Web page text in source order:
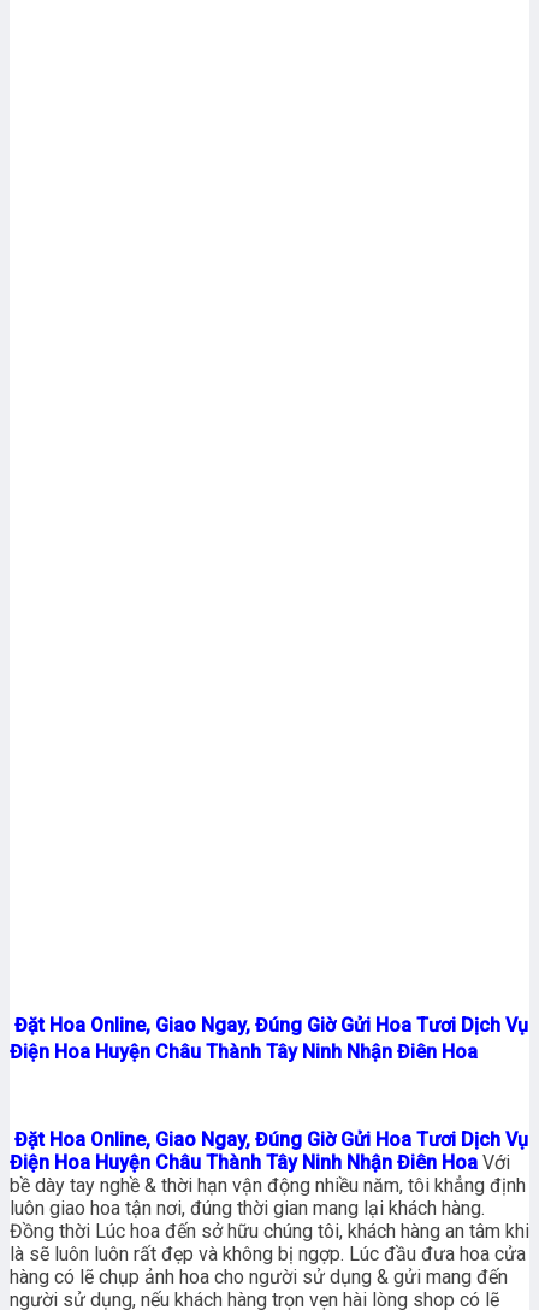
Đặt Hoa Online, Giao Ngay, Đúng Giờ Gửi Hoa Tươi Dịch Vụ
Điện Hoa Huyện Châu Thành Tây Ninh Nhận Điên Hoa
Đặt Hoa Online, Giao Ngay, Đúng Giờ Gửi Hoa Tươi Dịch Vụ
Điện Hoa Huyện Châu Thành Tây Ninh Nhận Điên Hoa Với
bề dày tay nghề & thời hạn vận động nhiều năm, tôi khẳng định
luôn giao hoa tận nơi, đúng thời gian mang lại khách hàng.
Đồng thời Lúc hoa đến sở hữu chúng tôi, khách hàng an tâm khi
là sẽ luôn luôn rất đẹp và không bị ngợp. Lúc đầu đưa hoa cửa
hàng có lẽ chụp ảnh hoa cho người sử dụng & gửi mang đến
người sử dụng, nếu khách hàng trọn vẹn hài lòng shop có lẽ